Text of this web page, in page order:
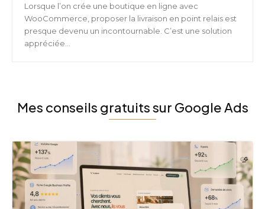
Lorsque l’on crée une boutique en ligne avec
WooCommerce, proposer la livraison en point relais est
presque devenu un incontournable. C’est une solution
appréciée...
Mes conseils gratuits sur Google Ads